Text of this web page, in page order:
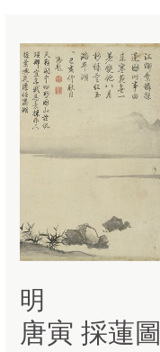
明
唐寅 採蓮圖